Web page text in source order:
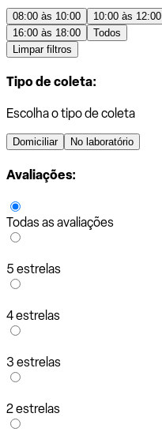
08:00 às 10:00 10:00 às 12:00
16:00 às 18:00
Todos
Limpar filtros
Tipo de coleta:
Escolha o tipo de coleta
Domiciliar No laboratório
Avaliações:
Todas as avaliações
5 estrelas
4 estrelas
3 estrelas
2 estrelas